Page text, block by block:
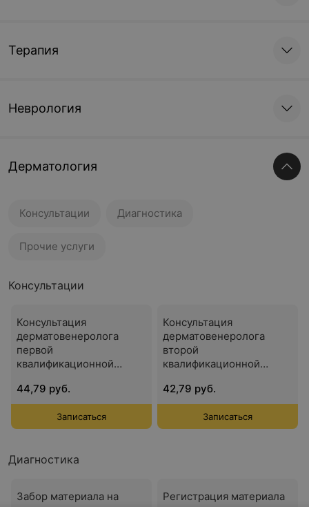
Терапия
Неврология
Дерматология
Консультации Диагностика
Прочие услуги
Консультации
Консультация
дерматовенеролога
первой
квалификационной
44,79 руб.
Записаться
Консультация
дерматовенеролога
второй
квалификационной
42,79 руб.
Записаться
Диагностика
Забор материала на
Регистрация материала